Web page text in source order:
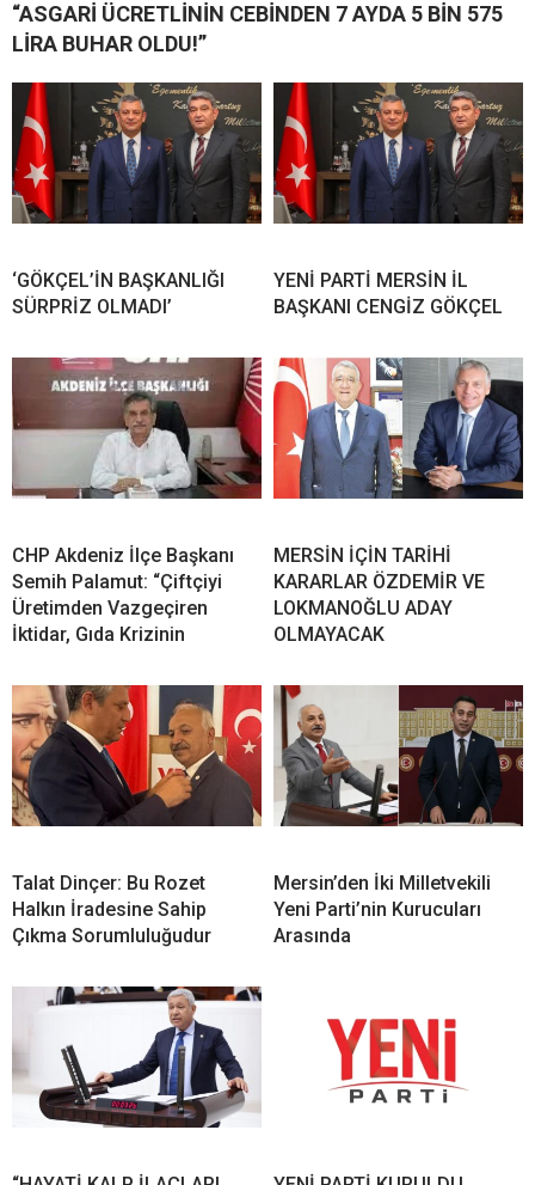
“ASGARİ ÜCRETLİNİN CEBİNDEN 7 AYDA 5 BİN 575
LİRA BUHAR OLDU!”
‘GÖKÇEL’İN BAŞKANLIĞI
SÜRPRİZ OLMADI’
YENİ PARTİ MERSİN İL
BAŞKANI CENGİZ GÖKÇEL
CHP Akdeniz İlçe Başkanı
Semih Palamut: “Çiftçiyi
Üretimden Vazgeçiren
İktidar, Gıda Krizinin
MERSİN İÇİN TARİHİ
KARARLAR ÖZDEMİR VE
LOKMANOĞLU ADAY
OLMAYACAK
Talat Dinçer: Bu Rozet
Halkın İradesine Sahip
Çıkma Sorumluluğudur
Mersin’den İki Milletvekili
Yeni Parti’nin Kurucuları
Arasında